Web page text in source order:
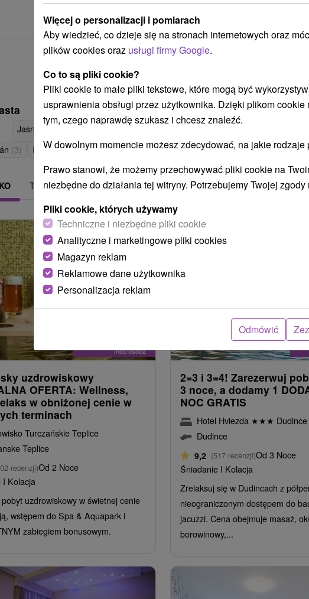
Relaks w wodzie uzupełniają animacje, rowery, tenis stołowy, fitness i
363,12
Zobacz więcej
Jasná (10) Brusno (9) Turčianske Teplice
(3) Dudince(3) Pokaż wszystko
TOP - BESTSELLERY NAJTAŃSZE NAJDROŻSZE NA
/noc/osoba
uzdrowiskowy
OFERTA: Wellness,
w obniżonej cenie w
terminach
Turczańskie Teplice
Teplice
recenzji)Od 2 Noce
I Kolacja
uzdrowiskowy w świetnej cenie
wstępem do Spa & Aquapark i
zabiegiem bonusowym.
TIP
2=3 i 3=4! Zarezerwuj
3 noce, a dodamy 1
NOC GRATIS
Hotel Hviezda ★★★ Dudince
Dudince
9,2 (517 recenzji)Od 3 Noce
Śniadanie I Kolacja
Zrelaksuj się w Dudincach z
nieograniczonym dostępem do
jacuzzi. Cena obejmuje masaż,
borowinowy,...
Więcej o personalizacji i pomiarach
Aby wiedzieć, co dzieje się na stronach internetowych oraz
plików cookies oraz usługi firmy Google.
Co to są pliki cookie?
Pliki cookie to małe pliki tekstowe, które mogą być
usprawnienia obsługi przez użytkownika. Dzięki plikom
tym, czego naprawdę szukasz i chcesz znaleźć.
W dowolnym momencie możesz zdecydować, na jakie
Prawo stanowi, że możemy przechowywać pliki cookie na
niezbędne do działania tej witryny. Potrzebujemy Twojej
Pliki cookie, których używamy
Techniczne i niezbędne pliki cookie
Analityczne i marketingowe pliki cookies
Magazyn reklam
Reklamowe dane użytkownika
Personalizacja reklam
Odmówić